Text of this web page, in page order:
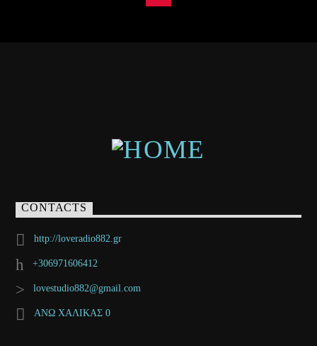
CONTACTS
http://loveradio882.gr
+306971606412
lovestudio882@gmail.com
ΑΝΩ ΧΑΛΙΚΑΣ 0